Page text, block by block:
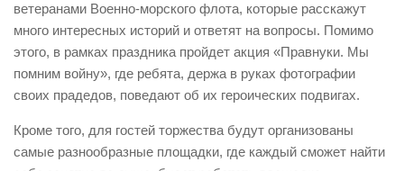
ветеранами Военно-морского флота, которые расскажут
много интересных историй и ответят на вопросы. Помимо
этого, в рамках праздника пройдет акция «Правнуки. Мы
помним войну», где ребята, держа в руках фотографии
своих прадедов, поведают об их героических подвигах.
Кроме того, для гостей торжества будут организованы
самые разнообразные площадки, где каждый сможет найти